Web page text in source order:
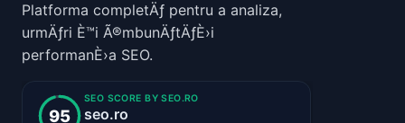
Platforma completÄƒ pentru a analiza,
urmÄƒri È™i Ã®mbunÄƒtÄƒÈ›i
performanÈ›a SEO.